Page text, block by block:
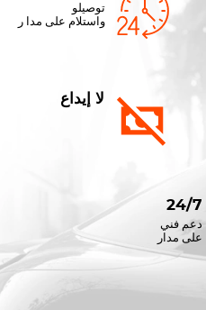
توصيلو
واستلام على مدا ر
لا إيداع
24/7
دعم فني
على مدار